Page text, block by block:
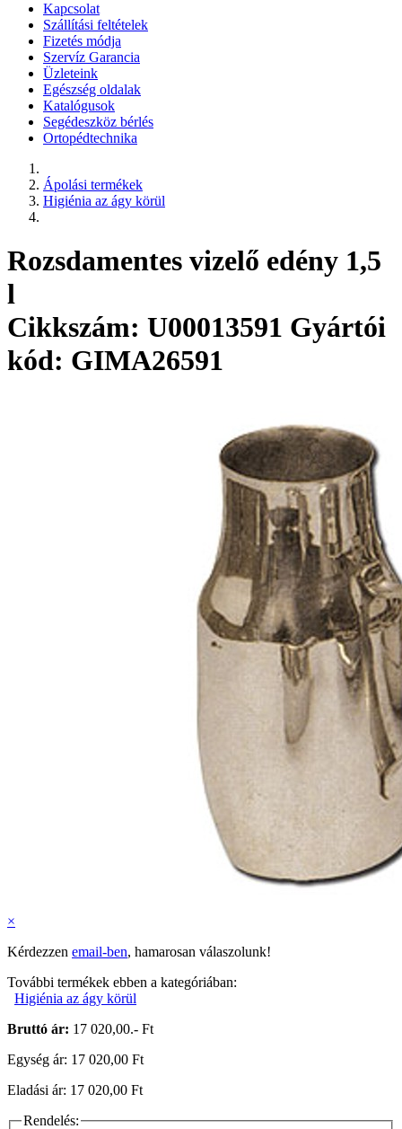
Kapcsolat
Szállítási feltételek
Fizetés módja
Szervíz Garancia
Üzleteink
Egészség oldalak
Katalógusok
Segédeszköz bérlés
Ortopédtechnika
Ápolási termékek
Higiénia az ágy körül
Rozsdamentes vizelő edény 1,5
l
Cikkszám: U00013591 Gyártói
kód: GIMA26591
×
Kérdezzen email-ben, hamarosan válaszolunk!
További termékek ebben a kategóriában:
Higiénia az ágy körül
Bruttó ár: 17 020,00.- Ft
Egység ár: 17 020,00 Ft
Eladási ár: 17 020,00 Ft
Rendelés: